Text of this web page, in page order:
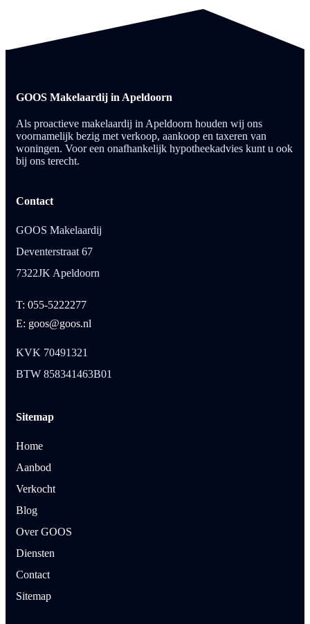
GOOS Makelaardij in Apeldoorn
Als proactieve makelaardij in Apeldoorn houden wij ons
voornamelijk bezig met verkoop, aankoop en taxeren van
woningen. Voor een onafhankelijk hypotheekadvies kunt u ook
bij ons terecht.
Contact
GOOS Makelaardij
Deventerstraat 67
7322JK Apeldoorn
T: 055-5222277
E: goos@goos.nl
KVK 70491321
BTW 858341463B01
Sitemap
Home
Aanbod
Verkocht
Blog
Over GOOS
Diensten
Contact
Sitemap